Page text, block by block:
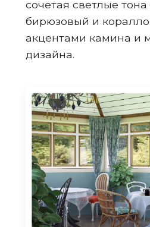
сочетая светлые
бирюзовый и
акцентами камина и
дизайна.